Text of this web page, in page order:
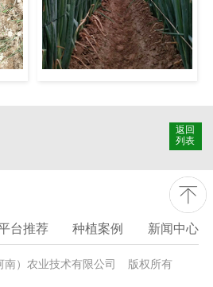
返回
列表
台推荐 种植案例 新闻中心
南）农业技术有限公司
版权所有